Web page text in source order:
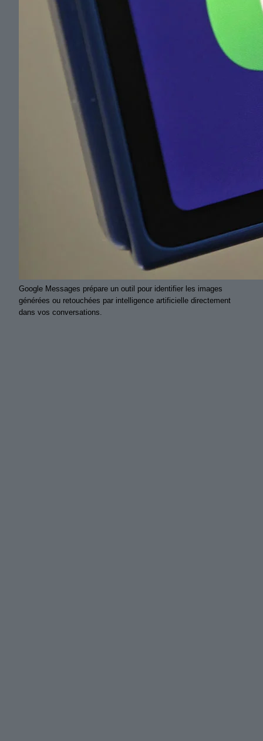
Google Messages prépare un outil pour identifier les images
générées ou retouchées par intelligence artificielle directement
dans vos conversations.